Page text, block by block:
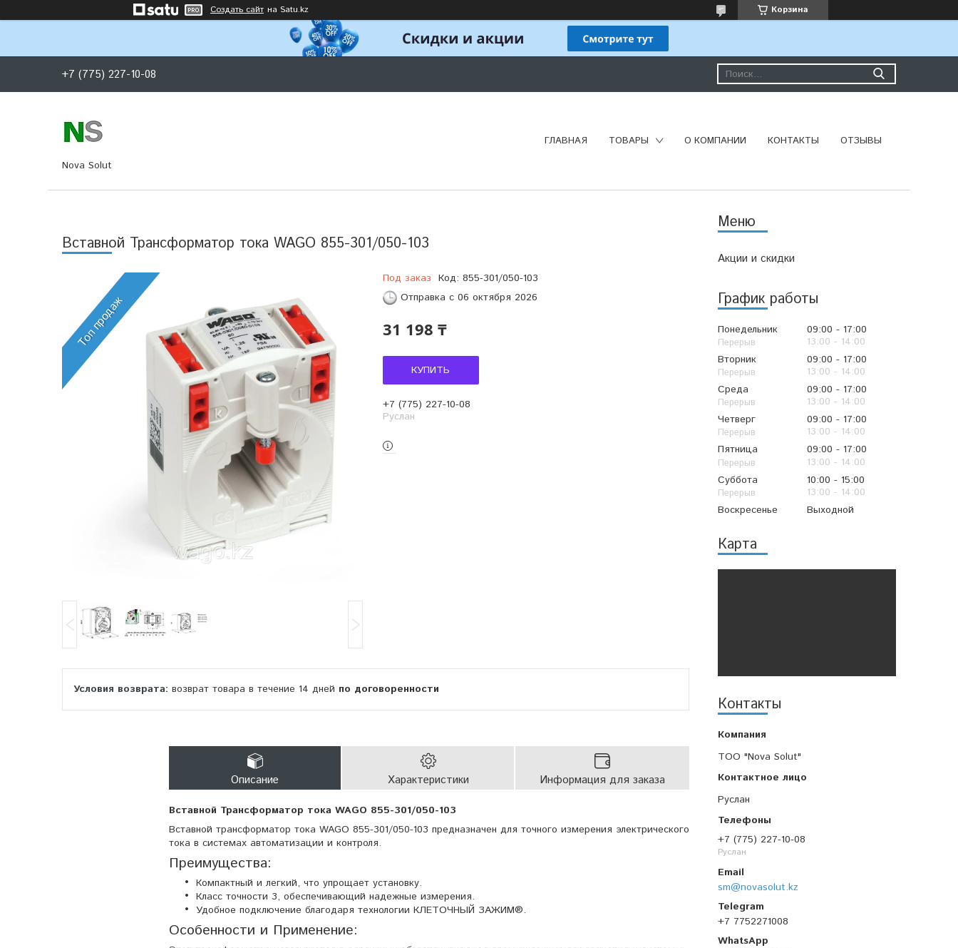
Создать сайт на Satu.kz Корзина
+7 (775) 227-10-08
Nova Solut
ГЛАВНАЯ ТОВАРЫ О КОМПАНИИ КОНТАКТЫ ОТЗЫВЫ
Акции и скидки
График работы
Понедельник 09:00
17:00
13:00
14:00
Вторник
09:00
17:00
13:00
14:00
Среда
09:00
17:00
13:00
14:00
Четверг
09:00
17:00
13:00
14:00
Пятница
09:00
17:00
13:00
14:00
Суббота
10:00
15:00
13:00
14:00
Воскресенье
Выходной
Карта
Контакты
TOO "Nova Solut"
Руслан
+7 (775) 227-10-08
Руслан
sm@novasolut.kz
+7 7752271008
Вставной Трансформатор тока WAGO 855-301/050-103
Топ продаж
Под заказ Код: 855-301/050-103
Отправка с 06 октября 2026
31 198 ₸
КУПИТЬ
+7 (775) 227-10-08
Руслан
возврат товара в течение 14 дней по договоренности
Описание Характеристики Информация для заказа
Вставной Трансформатор тока WAGO 855-301/050-103
Вставной трансформатор тока WAGO 855-301/050-103 предназначен для точного измерения электрического
тока в системах автоматизации и контроля.
Преимущества:
Компактный и легкий, что упрощает установку.
Класс точности 3, обеспечивающий надежные измерения.
Удобное подключение благодаря технологии КЛЕТОЧНЫЙ ЗАЖИМ®.
Особенности и Применение: